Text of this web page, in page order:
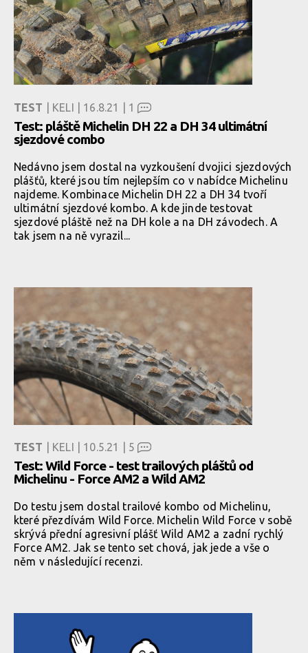
TEST | KELI | 16.8.21 | 1
Test: pláště Michelin DH 22 a DH 34 ultimátní
sjezdové combo
Nedávno jsem dostal na vyzkoušení dvojici sjezdových
plášťů, které jsou tím nejlepším co v nabídce Michelinu
najdeme. Kombinace Michelin DH 22 a DH 34 tvoří
ultimátní sjezdové kombo. A kde jinde testovat
sjezdové pláště než na DH kole a na DH závodech. A
tak jsem na ně vyrazil...
TEST | KELI | 10.5.21 | 5
Test: Wild Force - test trailových pláštů od
Michelinu - Force AM2 a Wild AM2
Do testu jsem dostal trailové kombo od Michelinu,
které přezdívám Wild Force. Michelin Wild Force v sobě
skrývá přední agresivní plášť Wild AM2 a zadní rychlý
Force AM2. Jak se tento set chová, jak jede a vše o
něm v následující recenzi.